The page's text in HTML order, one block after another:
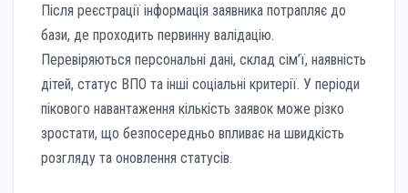
Після реєстрації інформація заявника потрапляє до
бази, де проходить первинну валідацію.
Перевіряються персональні дані, склад сім’ї, наявність
дітей, статус ВПО та інші соціальні критерії. У періоди
пікового навантаження кількість заявок може різко
зростати, що безпосередньо впливає на швидкість
розгляду та оновлення статусів.